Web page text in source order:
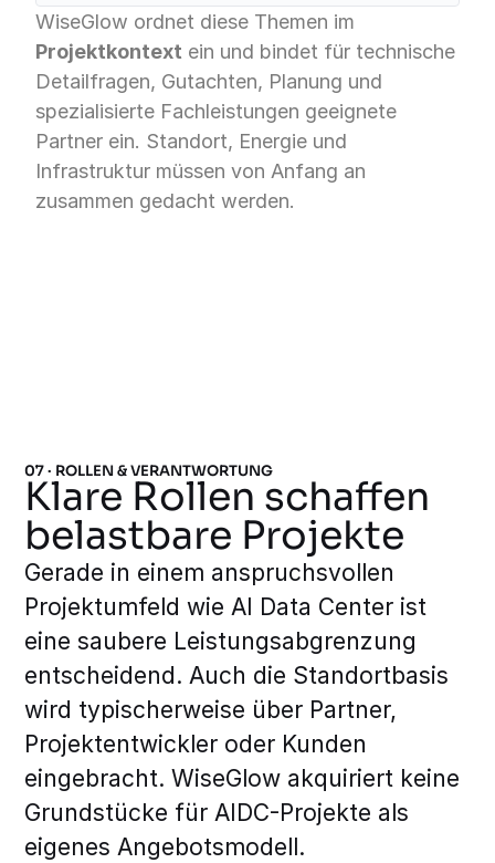
WiseGlow ordnet diese Themen im
Projektkontext ein und bindet für technische
Detailfragen, Gutachten, Planung und
spezialisierte Fachleistungen geeignete
Partner ein. Standort, Energie und
Infrastruktur müssen von Anfang an
zusammen gedacht werden.
07 · ROLLEN & VERANTWORTUNG
Klare Rollen schaffen
belastbare Projekte
Gerade in einem anspruchsvollen
Projektumfeld wie AI Data Center ist
eine saubere Leistungsabgrenzung
entscheidend. Auch die Standortbasis
wird typischerweise über Partner,
Projektentwickler oder Kunden
eingebracht. WiseGlow akquiriert keine
Grundstücke für AIDC-Projekte als
eigenes Angebotsmodell.